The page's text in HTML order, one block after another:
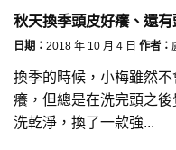
秋天換季頭皮好癢、還
日期： 2018 年 10 月 4 日 作者：
換季的時候，小梅雖然
癢，但總是在洗完頭之
洗乾淨，換了一款強...